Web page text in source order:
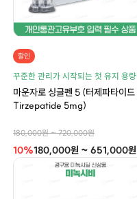
할인
꾸준한 관리가 시작되는 첫 유지 용량
마운자로 싱글펜 5 (터제파타이드
Tirzepatide 5mg)
180,000원 ~ 720,000원
10%180,000원 ~ 651,000원